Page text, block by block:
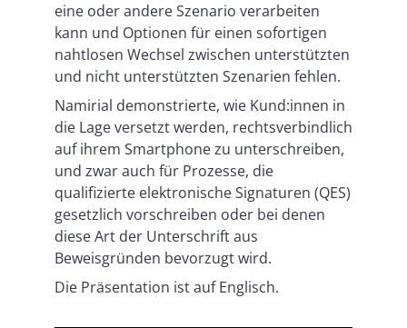
eine oder andere Szenario verarbeiten
kann und Optionen für einen sofortigen
nahtlosen Wechsel zwischen unterstützten
und nicht unterstützten Szenarien fehlen.
Namirial demonstrierte, wie Kund:innen in
die Lage versetzt werden, rechtsverbindlich
auf ihrem Smartphone zu unterschreiben,
und zwar auch für Prozesse, die
qualifizierte elektronische Signaturen (QES)
gesetzlich vorschreiben oder bei denen
diese Art der Unterschrift aus
Beweisgründen bevorzugt wird.
Die Präsentation ist auf Englisch.